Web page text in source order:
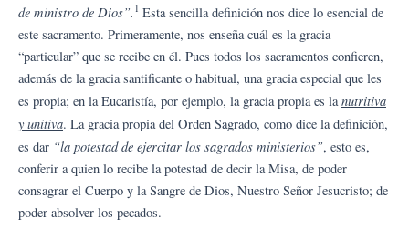
de ministro de Dios”. 1 Esta sencilla definición nos dice lo esencial de
este sacramento. Primeramente, nos enseña cuál es la gracia
“particular” que se recibe en él. Pues todos los sacramentos confieren,
además de la gracia santificante o habitual, una gracia especial que les
es propia; en la Eucaristía, por ejemplo, la gracia propia es la nutritiva
y unitiva. La gracia propia del Orden Sagrado, como dice la definición,
es dar “la potestad de ejercitar los sagrados ministerios”, esto es,
conferir a quien lo recibe la potestad de decir la Misa, de poder
consagrar el Cuerpo y la Sangre de Dios, Nuestro Señor Jesucristo; de
poder absolver los pecados.